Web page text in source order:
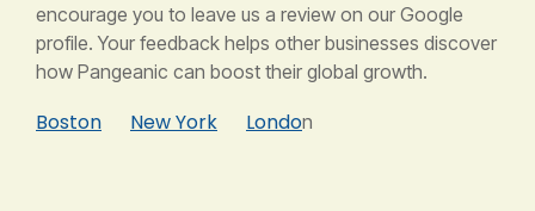
encourage you to leave us a review on our Google
profile. Your feedback helps other businesses discover
how Pangeanic can boost their global growth.
Boston New York London